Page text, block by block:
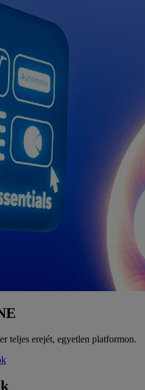
teljes erejét, egyetlen platformon.